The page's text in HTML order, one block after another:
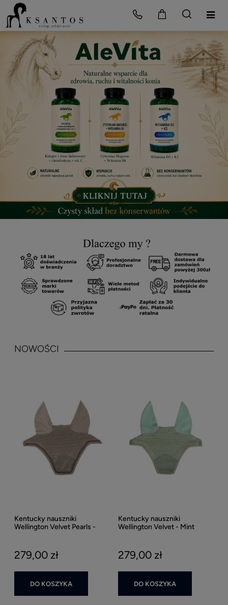
NOWOŚCI
Kentucky nauszniki
Wellington Velvet Pearls -
279,00 zł
DO KOSZYKA
Kentucky nauszniki
Wellington Velvet - Mint
279,00 zł
DO KOSZYKA